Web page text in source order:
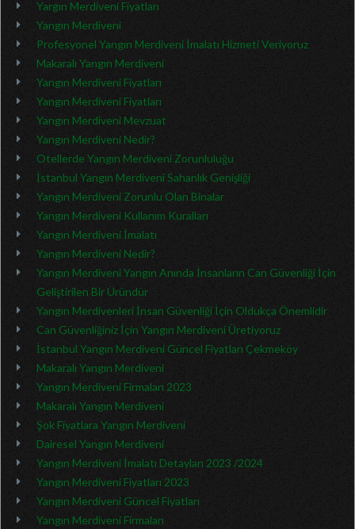
Yargın Merdiveni Fiyatları
Yangın Merdiveni
Profesyonel Yangın Merdiveni İmalatı Hizmeti Veriyoruz
Makaralı Yangın Merdiveni
Yangın Merdiveni Fiyatları
Yangın Merdiveni Fiyatları
Yangın Merdiveni Mevzuat
Yangın Merdiveni Nedir?
Otellerde Yangın Merdiveni Zorunluluğu
İstanbul Yangın Merdiveni Sahanlık Genişliği
Yangın Merdiveni Zorunlu Olan Binalar
Yangın Merdiveni Kullanım Kuralları
Yangın Merdiveni İmalatı
Yangın Merdiveni Nedir?
Yangın Merdiveni Yangın Anında İnsanların Can Güvenliği İçin
Geliştirilen Bir Üründür
Yangın Merdivenleri İnsan Güvenliği İçin Oldukça Önemlidir
Can Güvenliğiniz İçin Yangın Merdiveni Üretiyoruz
İstanbul Yangın Merdiveni Güncel Fiyatları Çekmeköy
Makaralı Yangın Merdiveni
Yangın Merdiveni Firmaları 2023
Makaralı Yangın Merdiveni
Şok Fiyatlara Yangın Merdiveni
Dairesel Yangın Merdiveni
Yangın Merdiveni İmalatı Detayları 2023 /2024
Yangın Merdiveni Fiyatları 2023
Yangın Merdiveni Güncel Fiyatları
Yangın Merdiveni Firmaları